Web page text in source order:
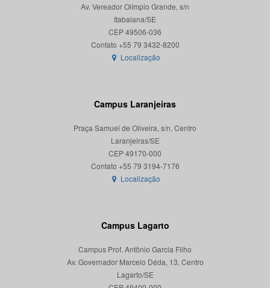
Av. Vereador Olímpio Grande, s/n
Itabaiana/SE
CEP 49506-036
Localização
Campus Laranjeiras
Praça Samuel de Oliveira, s/n, Centro
Laranjeiras/SE
CEP 49170-000
Localização
Campus Lagarto
Campus Prof. Antônio Garcia Filho
Av. Governador Marcelo Déda, 13, Centro
Lagarto/SE